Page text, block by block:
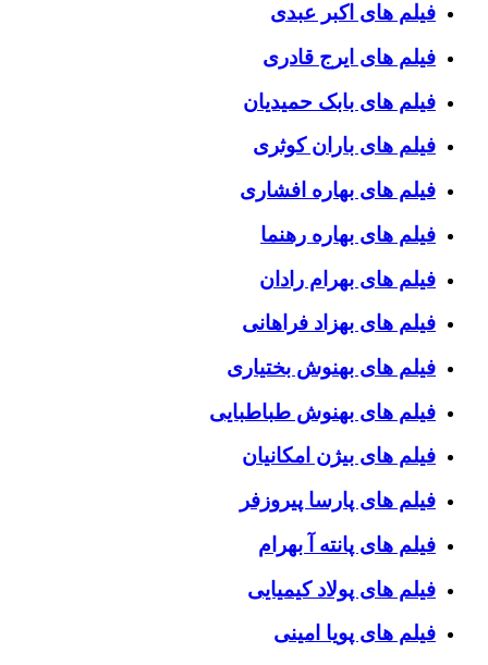
فیلم های اکبر عبدی
فیلم های ایرج قادری
فیلم های بابک حمیدیان
فیلم های باران کوثری
فیلم های بهاره افشاری
فیلم های بهاره رهنما
فیلم های بهرام رادان
فیلم های بهزاد فراهانی
فیلم های بهنوش بختیاری
فیلم های بهنوش طباطبایی
فیلم های بیژن امکانیان
فیلم های پارسا پیروزفر
فیلم های پانته آ بهرام
فیلم های پولاد کیمیایی
فیلم های پویا امینی